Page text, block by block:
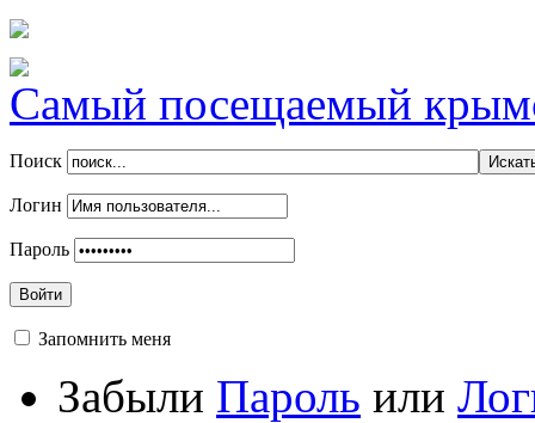
Самый посещаемый
Поиск
Логин
Пароль
Войти
Запомнить меня
Забыли Пароль или